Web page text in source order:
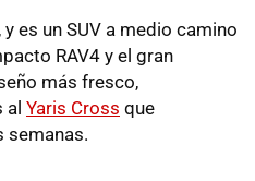
, y es un SUV a medio camino
RAV4 y el gran
más fresco,
al Yaris Cross que
semanas.